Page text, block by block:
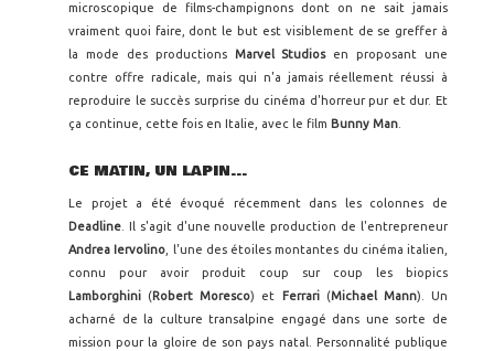
microscopique de films-champignons dont on ne sait jamais
vraiment quoi faire, dont le but est visiblement de se greffer à
la mode des productionsMarvel Studiosen proposant une
contre offre radicale, mais qui n'a jamais réellement réussi à
reproduire le succès surprise du cinéma d'horreur pur et dur. Et
ça continue, cette fois en Italie, avec le film Bunny Man
CE MATIN, UN LAPIN...
Le projet a été évoqué récemment dans les colonnes de
Deadline . Il s'agit d'une nouvelle production de l'entrepreneur
Andrea Iervolino , l'une des étoiles montantes du cinéma italien,
connu pour avoir produit coup sur coup les biopics
Lamborghini (Robert Moresco) et Ferrari(Michael Mann). Un
acharné de la culture transalpine engagé dans une sorte de
mission pour la gloire de son pays natal. Personnalité publique